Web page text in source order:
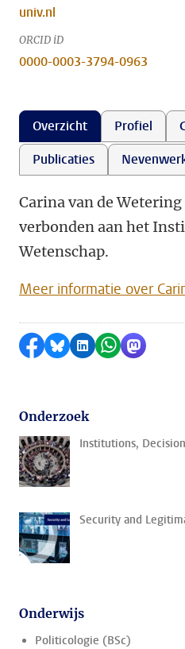
univ.nl
ORCID iD
0000-0003-3794-0963
Overzicht Profiel
Publicaties
Carina van de
verbonden aan het
Wetenschap.
Meer informatie over
Delen op Facebook
Delen via Bluesky
Delen opDelen via
Delen
Onderzoek
Institutions,
Security and
Onderwijs
Politicologie (BSc)